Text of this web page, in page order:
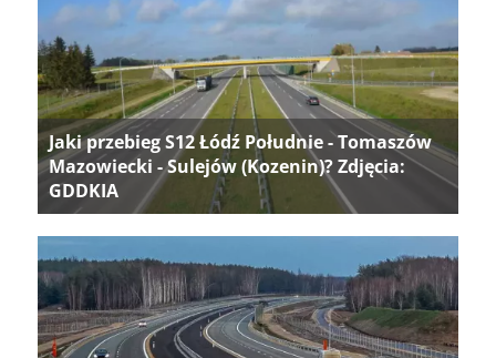
Jaki przebieg S12 Łódź Południe - Tomaszów
Mazowiecki - Sulejów (Kozenin)? Zdjęcia:
GDDKIA